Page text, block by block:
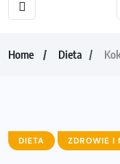
Home Dieta
DIETA ZDROWIE I